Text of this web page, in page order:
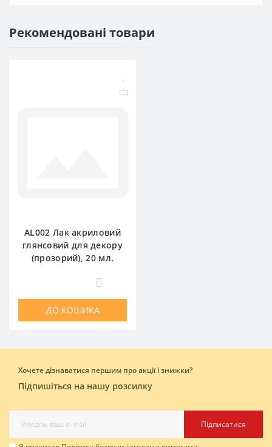
Рекомендовані товари
AL002 Лак акриловий
глянсовий для декору
(прозорий), 20 мл.
0
ДО КОШИКА
Хочете дізнаватися першим про акції і знижки?
Підпишіться на нашу розсилку
Підписатися